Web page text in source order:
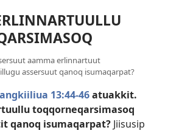
aamma erlinnartuut
assersuut qanoq isumaqarpat?
13:44-46atuakkit.
toqqorneqarsimasoq
qanoq isumaqarpat? Jiisusip